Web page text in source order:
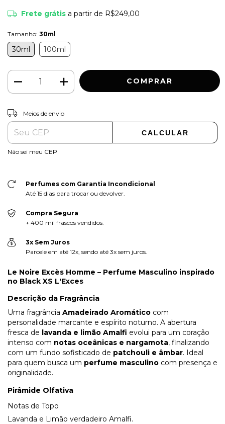
Frete grátis a partir de R$249,00
Tamanho: 30ml
30ml 100ml
Entregas para o CEP:
Meios de envio
CALCULAR
Não sei meu CEP
Perfumes com Garantia Incondicional
Até 15 dias para trocar ou devolver.
Compra Segura
+ 400 mil frascos vendidos.
3x Sem Juros
Parcele em até 12x, sendo até 3x sem juros.
Le Noire Excès Homme – Perfume Masculino inspirado
no Black XS L'Exces
Descrição da Fragrância
Uma fragrância Amadeirado Aromático com
personalidade marcante e espírito noturno. A abertura
fresca de lavanda e limão Amalfi evolui para um coração
intenso com notas oceânicas e nargamota, finalizando
com um fundo sofisticado de patchouli e âmbar. Ideal
para quem busca um perfume masculino com presença e
originalidade.
Pirâmide Olfativa
Notas de Topo
Lavanda e Limão verdadeiro Amalfi.